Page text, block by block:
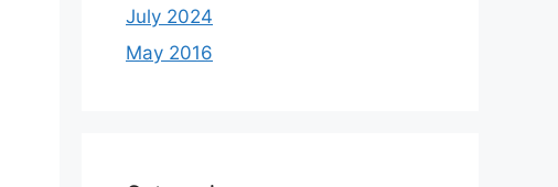
July 2024
May 2016